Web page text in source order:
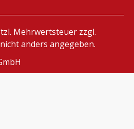
Mehrwertsteuer zzgl.
anders angegeben.